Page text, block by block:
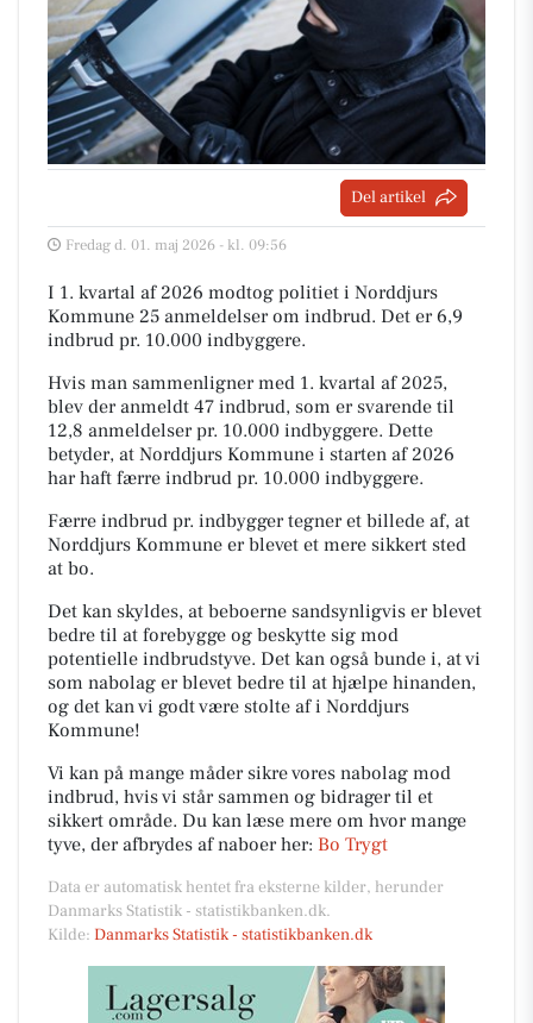
Del artikel
Fredag d. 01. maj 2026 - kl. 09:56
I 1. kvartal af 2026 modtog politiet i Norddjurs
Kommune 25 anmeldelser om indbrud. Det er 6,9
indbrud pr. 10.000 indbyggere.
Hvis man sammenligner med 1. kvartal af 2025,
blev der anmeldt 47 indbrud, som er svarende til
12,8 anmeldelser pr. 10.000 indbyggere. Dette
betyder, at Norddjurs Kommune i starten af 2026
har haft færre indbrud pr. 10.000 indbyggere.
Færre indbrud pr. indbygger tegner et billede af, at
Norddjurs Kommune er blevet et mere sikkert sted
at bo.
Det kan skyldes, at beboerne sandsynligvis er blevet
bedre til at forebygge og beskytte sig mod
potentielle indbrudstyve. Det kan også bunde i, at vi
som nabolag er blevet bedre til at hjælpe hinanden,
og det kan vi godt være stolte af i Norddjurs
Kommune!
Vi kan på mange måder sikre vores nabolag mod
indbrud, hvis vi står sammen og bidrager til et
sikkert område. Du kan læse mere om hvor mange
tyve, der afbrydes af naboer her: Bo Trygt
Data er automatisk hentet fra eksterne kilder, herunder
Danmarks Statistik - statistikbanken.dk.
Kilde: Danmarks Statistik - statistikbanken.dk